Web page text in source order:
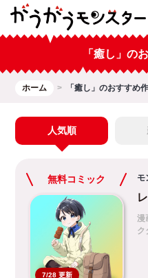
「癒し」の
ホーム 「癒し」のおすすめ
人気順
無料コミック
7/28 更新
モ
漫
ク